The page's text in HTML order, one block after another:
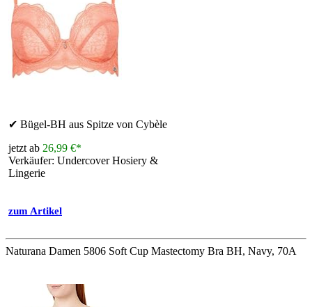
✔ Bügel-BH aus Spitze von Cybèle
jetzt ab 26,99 €*
Verkäufer: Undercover Hosiery &
Lingerie
zum Artikel
Naturana Damen 5806 Soft Cup Mastectomy Bra BH, Navy, 70A